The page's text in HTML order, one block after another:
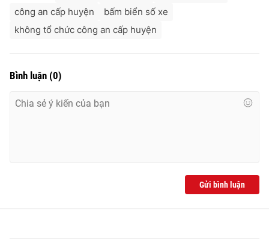
công an cấp huyện
bấm biển số xe
không tổ chức công an cấp huyện
Bình luận (0)
Gửi bình luận